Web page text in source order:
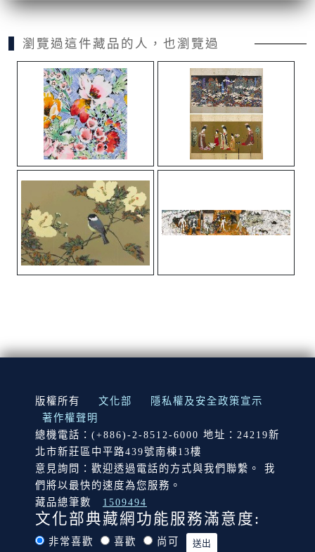
瀏覽過這件藏品的人，也瀏覽過
:::
版權所有 文化部
隱私權及安全政策宣示
著作權聲明
總機電話：(+886)-2-8512-6000 地址：24219新
北市新莊區中平路439號南棟13樓
意見詢問：歡迎透過電話的方式與我們聯繫。 我
們將以最快的速度為您服務。
藏品總筆數
1509494
文化部典藏網功能服務滿意度:
非常喜歡 喜歡 尚可